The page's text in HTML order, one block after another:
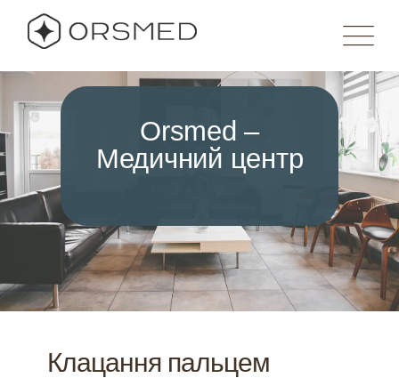
Orsmed –
Медичний центр
Клацання пальцем